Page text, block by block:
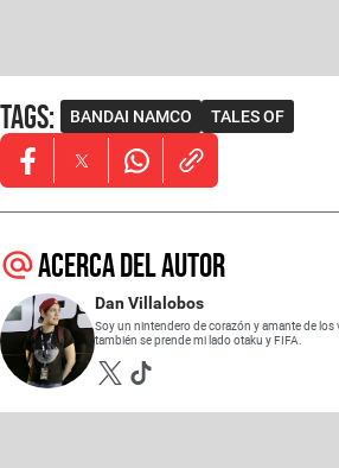
Tags: BANDAI NAMCO TALES OF
Opens in new window
Opens in new window
Opens in new window
Acerca del autor
Dan Villalobos
Soy un nintendero de corazón y amante de
también se prende mi lado otaku y FIFA.
Opens in new window
Opens in new window